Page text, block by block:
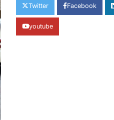
Twitter Facebook
youtube